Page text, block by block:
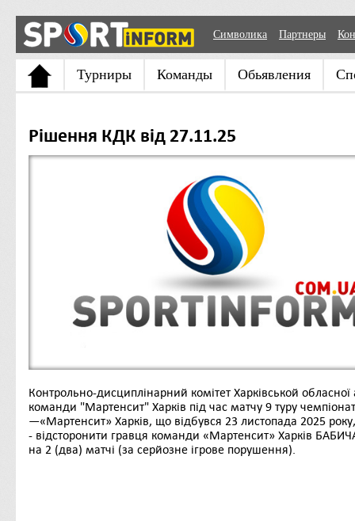
Символика Партнеры
Турниры Команды Обьявления
Рішення КДК від 27.11.25
Контрольно-дисциплінарний комітет Харківськой
команди "Мартенсит" Харків під час матчу 9 туру
—«Мартенсит» Харків, що відбувся 23 листопада 2025
- відсторонити гравця команди «Мартенсит» Харків
на 2 (два) матчі (за серйозне ігрове порушення).